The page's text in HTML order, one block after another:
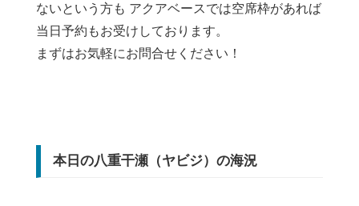
ないという方も アクアベースでは空席枠があれば
当日予約もお受けしております。
まずはお気軽にお問合せください！
本日の八重干瀬（ヤビジ）の海況